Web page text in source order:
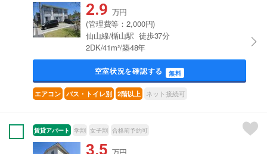
2.9 万円
(管理費等：2,000円)
仙山線/楯山駅 徒歩37分
2DK/41m²/築48年
空室状況を確認する 無料
エアコン バス・トイレ別 2階以上 ネット接続可
賃貸アパート 学割 女子割 合格前予約可
3.5